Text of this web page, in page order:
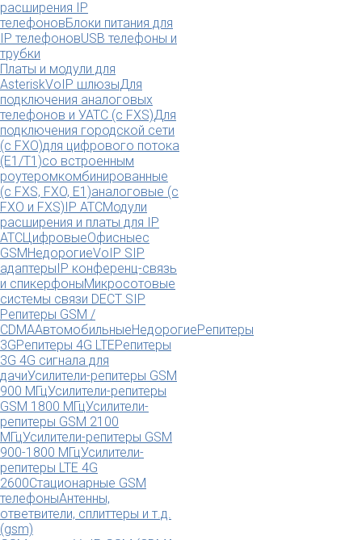
расширения IP
телефоновБлоки питания для
IP телефоновUSB телефоны и
трубки
Платы и модули для
AsteriskVoIP шлюзыДля
подключения аналоговых
телефонов и УАТС (с FXS)Для
подключения городской сети
(с FXO)для цифрового потока
(E1/T1)со встроенным
роутеромкомбинированные
(c FXS, FXO, E1)аналоговые (с
FXO и FXS)IP АТСМодули
расширения и платы для IP
АТСЦифровыеОфисныес
GSMНедорогиеVoIP SIP
адаптерыIP конференц-связь
и спикерфоныМикросотовые
системы связи DECT SIP
Репитеры GSM /
CDMAАвтомобильныеНедорогиеРепитеры
3GРепитеры 4G LTEРепитеры
3G 4G сигнала для
дачиУсилители-репитеры GSM
900 МГцУсилители-репитеры
GSM 1800 МГцУсилители-
репитеры GSM 2100
МГцУсилители-репитеры GSM
900-1800 МГцУсилители-
репитеры LTE 4G
2600Стационарные GSM
телефоныАнтенны,
ответвители, сплиттеры и т.д.
(gsm)